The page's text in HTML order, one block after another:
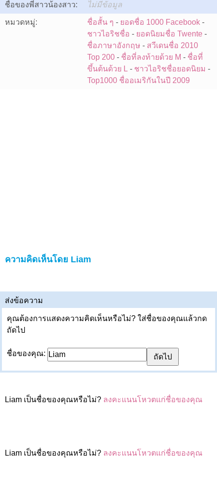
ชื่อของพี่สาวน้องสาว: ไม่มีข้อมูล
หมวดหมู่: ชื่อสั้น ๆ - ยอดชื่อ 1000 Facebook -
ชาวไอริชชื่อ - ยอดนิยมชื่อ Twente -
ชื่อภาษาอังกฤษ - สวีเดนชื่อ 2010
Top 200 - ชื่อที่ลงท้ายด้วย M - ชื่อที่
ขึ้นต้นด้วย L - ชาวไอริชชื่อยอดนิยม -
Top1000 ชื่ออเมริกันในปี 2009
ความคิดเห็นโดย Liam
ส่งข้อความ
คุณต้องการแสดงความคิดเห็นหรือไม่? ใส่ชื่อของคุณแล้วกด
ถัดไป
ชื่อของคุณ:
Liam เป็นชื่อของคุณหรือไม่? ลงคะแนนโหวตแก่ชื่อของคุณ
Liam เป็นชื่อของคุณหรือไม่? ลงคะแนนโหวตแก่ชื่อของคุณ